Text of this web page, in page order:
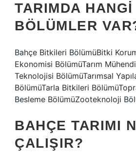
TARIMDA HANGI
BÖLÜMLER
Bahçe Bitkileri BölümüBitki
Ekonomisi BölümüTarım
Teknolojisi BölümüTarımsal
BölümüTarla Bitkileri
Besleme BölümüZooteknoloji
BAHÇE TARIMI
ÇALIŞIR?